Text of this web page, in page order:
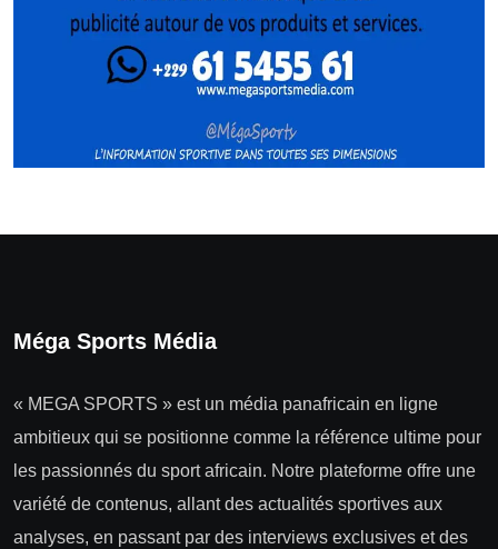
Méga Sports Média
« MEGA SPORTS » est un média panafricain en ligne
ambitieux qui se positionne comme la référence ultime pour
les passionnés du sport africain. Notre plateforme offre une
variété de contenus, allant des actualités sportives aux
analyses, en passant par des interviews exclusives et des